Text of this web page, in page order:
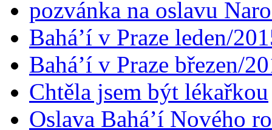
pozvánka na oslavu
Bahá’í v Praze leden/
Bahá’í v Praze březen/
Chtěla jsem být lékařkou
Oslava Bahá’í Nového